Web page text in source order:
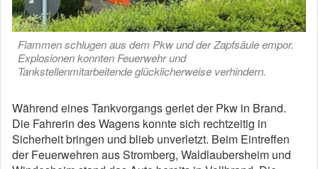
Flammen schlugen aus dem Pkw und der Zapfsäule empor.
Explosionen konnten Feuerwehr und
Tankstellenmitarbeitende glücklicherweise verhindern.
Während eines Tankvorgangs geriet der Pkw in Brand.
Die Fahrerin des Wagens konnte sich rechtzeitig in
Sicherheit bringen und blieb unverletzt. Beim Eintreffen
der Feuerwehren aus Stromberg, Waldlaubersheim und